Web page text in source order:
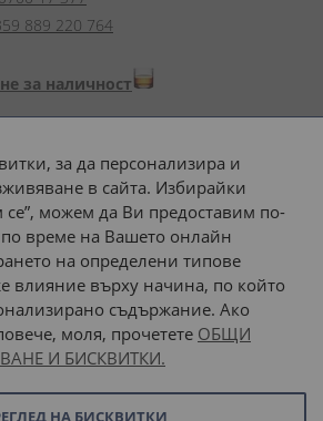
889 220 764
за наличност
на плащане:
до адрес с:
или
наш транспорт
за да персонализира и
в сайта. Избирайки
се”, можем да Ви предоставим по-
време на Вашето онлайн
на определени типове
влияние върху начина, по който
съдържание. Ако
моля, прочетете ОБЩИ
И БИСКВИТКИ.
НА БИСКВИТКИ